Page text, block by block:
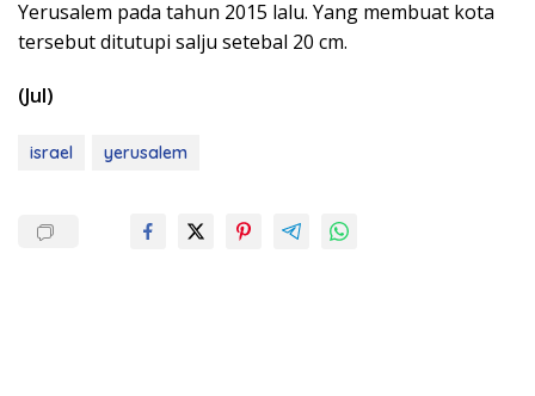
Yerusalem pada tahun 2015 lalu. Yang membuat kota
tersebut ditutupi salju setebal 20 cm.
(Jul)
israel yerusalem